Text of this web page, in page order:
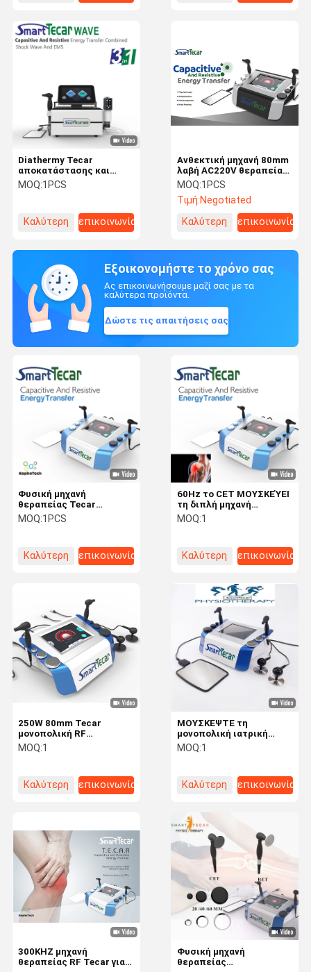
Προϊόντα
Περίπου
Γύρος
Εργοστασίων
Diathermy Tecar
αποκατάστασης και
αποκατάστασης
αθλητικών
φυσιοθεραπείας
MOQ:1PCS
Καλύτερη
επικοινωνία
Ανθεκτική μηχανή 80mm
λαβή AC220V θεραπείας
Endothermy Tecar
MOQ:1PCS
Τιμή:Negotiated
Καλύτερη
επικοινωνία
Εξοικονομήστε το χρόνο σας
Ας επικοινωνήσουμε μαζί σας με τα
καλύτερα προϊόντα.
Δώστε τις απαιτήσεις σας
60Hz το CET ΜΟΥΣΚΕΎΕΙ
τη διπλή μηχανή
θεραπείας Tecar λαβών
MOQ:1
Καλύτερη
επικοινωνία
Φυσική μηχανή
θεραπείας Tecar
αθλητικών
τραυματισμών για τη
MOQ:1PCS
Καλύτερη
επικοινωνία
ΜΟΥΣΚΕΨΤΕ τη
μονοπολική ιατρική
μηχανή CET RF για τον
πίσω ώμο γονάτων
MOQ:1
Καλύτερη
επικοινωνία
250W 80mm Tecar
μονοπολική RF
Diathermy θεραπείας
μηχανή
MOQ:1
Καλύτερη
επικοινωνία
Φυσική μηχανή
θεραπείας
300KHZ μηχανή
θεραπείας RF Tecar για